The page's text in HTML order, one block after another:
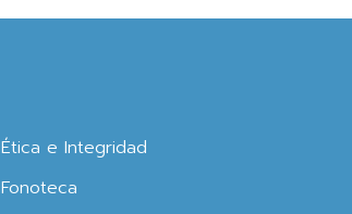
Ética e Integridad
Fonoteca